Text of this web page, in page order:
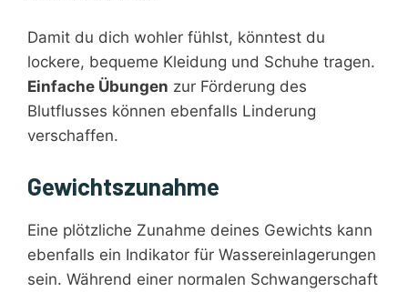
Damit du dich wohler fühlst, könntest du
lockere, bequeme Kleidung und Schuhe tragen.
Einfache Übungen zur Förderung des
Blutflusses können ebenfalls Linderung
verschaffen.
Gewichtszunahme
Eine plötzliche Zunahme deines Gewichts kann
ebenfalls ein Indikator für Wassereinlagerungen
sein. Während einer normalen Schwangerschaft